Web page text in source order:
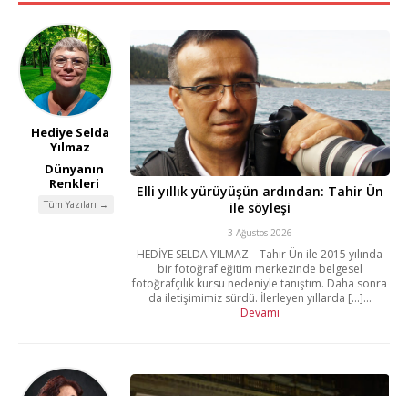
Hediye Selda
Yılmaz
Dünyanın
Renkleri
Tüm Yazıları →
Elli yıllık yürüyüşün ardından: Tahir Ün
ile söyleşi
3 Ağustos 2026
HEDİYE SELDA YILMAZ – Tahir Ün ile 2015 yılında
bir fotoğraf eğitim merkezinde belgesel
fotoğrafçılık kursu nedeniyle tanıştım. Daha sonra
da iletişimimiz sürdü. İlerleyen yıllarda [...]...
Devamı